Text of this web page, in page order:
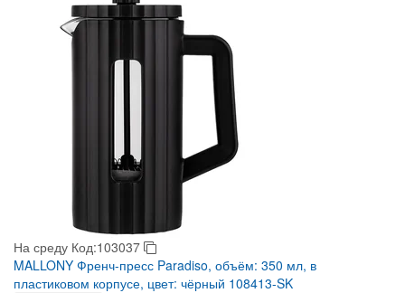
На среду Код:103037
MALLONY Френч-пресс Paradiso, объём: 350 мл, в
пластиковом корпусе, цвет: чёрный 108413-SK